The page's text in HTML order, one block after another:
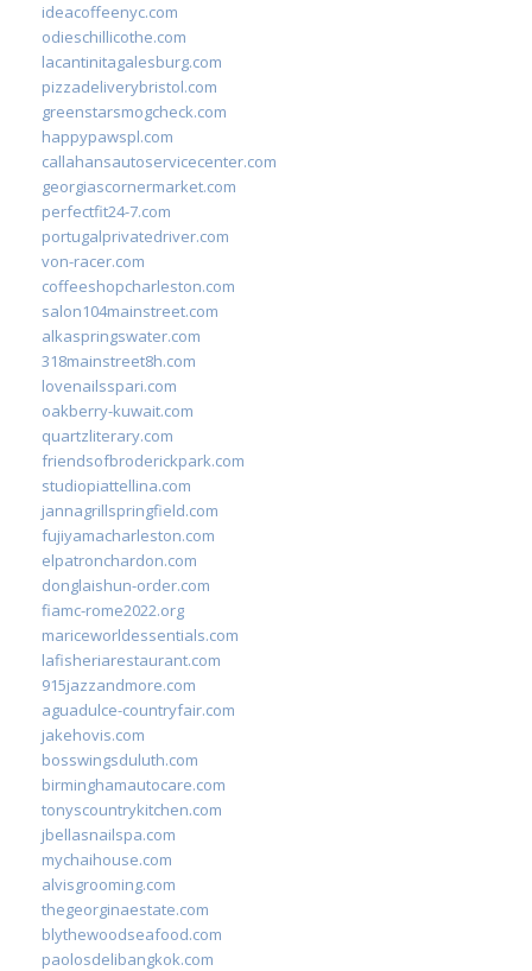
ideacoffeenyc.com
odieschillicothe.com
lacantinitagalesburg.com
pizzadeliverybristol.com
greenstarsmogcheck.com
happypawspl.com
callahansautoservicecenter.com
georgiascornermarket.com
perfectfit24-7.com
portugalprivatedriver.com
von-racer.com
coffeeshopcharleston.com
salon104mainstreet.com
alkaspringswater.com
318mainstreet8h.com
lovenailsspari.com
oakberry-kuwait.com
quartzliterary.com
friendsofbroderickpark.com
studiopiattellina.com
jannagrillspringfield.com
fujiyamacharleston.com
elpatronchardon.com
donglaishun-order.com
fiamc-rome2022.org
mariceworldessentials.com
lafisheriarestaurant.com
915jazzandmore.com
aguadulce-countryfair.com
jakehovis.com
bosswingsduluth.com
birminghamautocare.com
tonyscountrykitchen.com
jbellasnailspa.com
mychaihouse.com
alvisgrooming.com
thegeorginaestate.com
blythewoodseafood.com
paolosdelibangkok.com